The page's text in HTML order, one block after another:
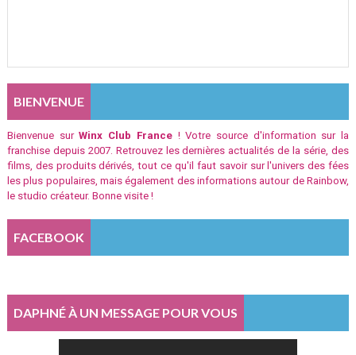
BIENVENUE
Bienvenue surWinx Club France! Votre source d'information sur la
franchise depuis 2007. Retrouvez les dernières actualités de la série, des
films, des produits dérivés, tout ce qu'il faut savoir sur l'univers des fées
les plus populaires, mais également des informations autour de Rainbow,
le studio créateur. Bonne visite !
FACEBOOK
DAPHNÉ À UN MESSAGE POUR VOUS